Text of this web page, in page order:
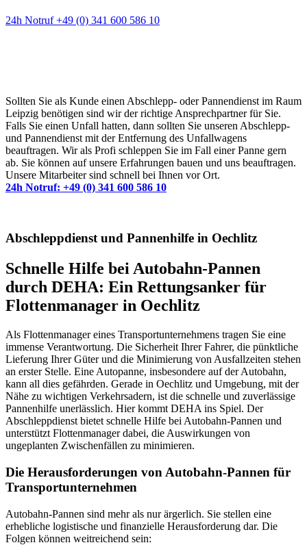
24h Notruf +49 (0) 341 600 586 10
Sollten Sie als Kunde einen Abschlepp- oder Pannendienst im Raum
Leipzig benötigen sind wir der richtige Ansprechpartner für Sie.
Falls Sie einen Unfall hatten, dann sollten Sie unseren Abschlepp-
und Pannendienst mit der Entfernung des Unfallwagens
beauftragen. Wir als Profi schleppen Sie im Fall einer Panne gern
ab. Sie können auf unsere Erfahrungen bauen und uns beauftragen.
Unsere Mitarbeiter sind schnell bei Ihnen vor Ort.
24h Notruf: +49 (0) 341 600 586 10
Abschleppdienst und Pannenhilfe in Oechlitz
Schnelle Hilfe bei Autobahn-Pannen
durch DEHA: Ein Rettungsanker für
Flottenmanager in Oechlitz
Als Flottenmanager eines Transportunternehmens tragen Sie eine
immense Verantwortung. Die Sicherheit Ihrer Fahrer, die pünktliche
Lieferung Ihrer Güter und die Minimierung von Ausfallzeiten stehen
an erster Stelle. Eine Autopanne, insbesondere auf der Autobahn,
kann all dies gefährden. Gerade in Oechlitz und Umgebung, mit der
Nähe zu wichtigen Verkehrsadern, ist die schnelle und zuverlässige
Pannenhilfe unerlässlich. Hier kommt DEHA ins Spiel. Der
Abschleppdienst bietet schnelle Hilfe bei Autobahn-Pannen und
unterstützt Flottenmanager dabei, die Auswirkungen von
ungeplanten Zwischenfällen zu minimieren.
Die Herausforderungen von Autobahn-Pannen für
Transportunternehmen
Autobahn-Pannen sind mehr als nur ärgerlich. Sie stellen eine
erhebliche logistische und finanzielle Herausforderung dar. Die
Folgen können weitreichend sein: